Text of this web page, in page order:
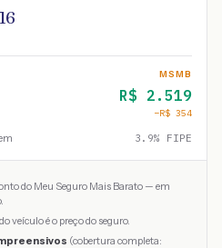
MSMB
R$ 2.519
−R$ 354
3.9% FIPE
do Meu Seguro Mais Barato — em
veículo é o preço do seguro.
(cobertura completa: